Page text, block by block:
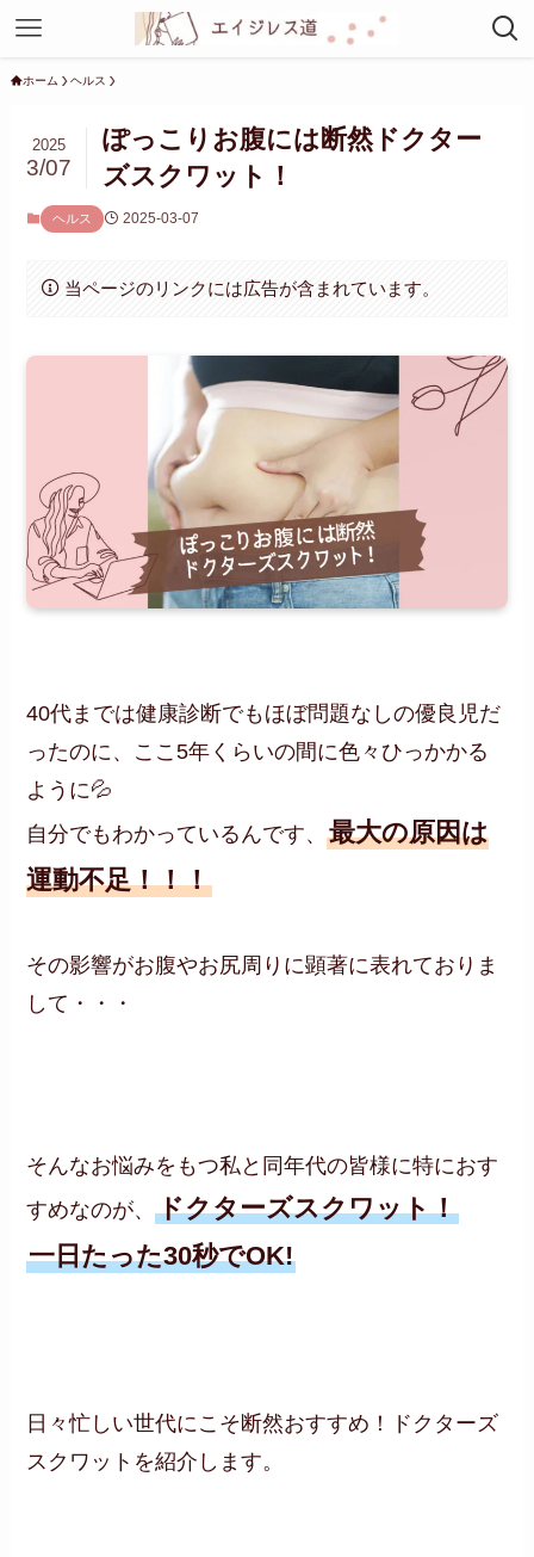
ホーム ヘルス
ぽっこりお腹には断然ドクター
ズスクワット！
2025
3/07
ヘルス 2025-03-07
当ページのリンクには広告が含まれています。
40代までは健康診断でもほぼ問題なしの優良児だ
ったのに、ここ5年くらいの間に色々ひっかかる
ように💦
自分でもわかっているんです、最大の原因は
運動不足！！！
その影響がお腹やお尻周りに顕著に表れておりま
して・・・
そんなお悩みをもつ私と同年代の皆様に特におす
すめなのが、ドクターズスクワット！
一日たった30秒でOK!
日々忙しい世代にこそ断然おすすめ！ドクターズ
スクワットを紹介します。